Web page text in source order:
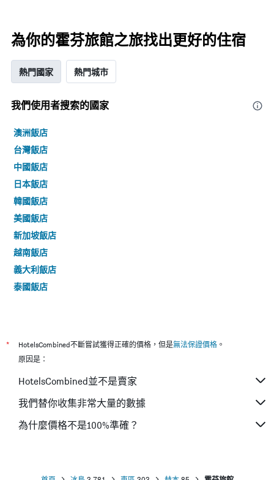
為你的霍芬旅館之旅找出更好的住宿
熱門國家 熱門城市
我們使用者搜索的國家
澳洲飯店
台灣飯店
中國飯店
日本飯店
韓國飯店
美國飯店
新加坡飯店
越南飯店
義大利飯店
泰國飯店
* HotelsCombined不斷嘗試獲得正確的價格，但是無法保證價格 。
原因是：
HotelsCombined並不是賣家
我們替你收集非常大量的數據
為什麼價格不是100%準確？